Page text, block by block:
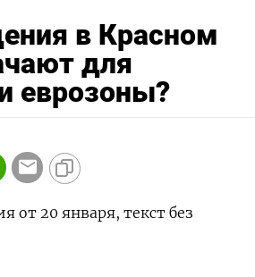
в Красном
для
еврозоны?
от 20 января, текст без